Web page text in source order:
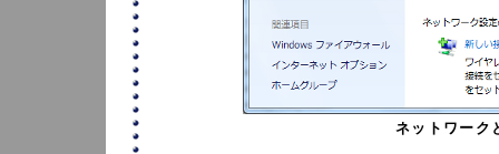
ネットワーク